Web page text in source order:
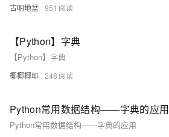
古明地盆 951
【Python】字典
【Python】字典
椰椰椰耶 248
Python常用数据结构——字典的应用
Python常用数据结构——字典的应用